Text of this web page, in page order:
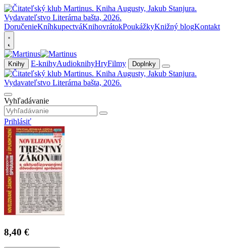
DoručenieKníhkupectváKnihovrátokPoukážkyKnižný blogKontakt
Knihy E-knihyAudioknihyHryFilmy Doplnky
Vyhľadávanie
Prihlásiť
8,40 €